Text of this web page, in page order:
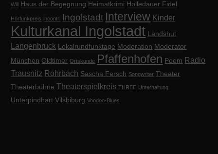
Will Haus der Begegnung Heimatkrimi Holledauer Fidel
Hörfunkpreis incontri Ingolstadt Interview Kinder
Kulturkanal Ingolstadt Landshut
Langenbruck Lokalrundfunktage Moderation Moderator
München Oldtimer Ortskunde Pfaffenhofen Poem Radio
Trausnitz Rohrbach Sascha Fersch Songwriter Theater
Theaterbühne Theaterspielkreis THREE Unterhaltung
Unterpindhart Vilsbiburg Voodoo-Blues